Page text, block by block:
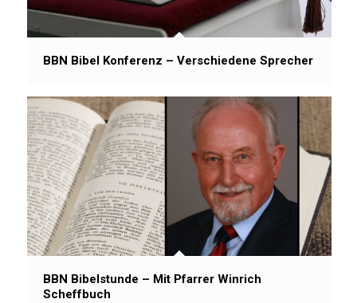
BBN Bibel Konferenz – Verschiedene Sprecher
BBN Bibelstunde – Mit Pfarrer Winrich
Scheffbuch